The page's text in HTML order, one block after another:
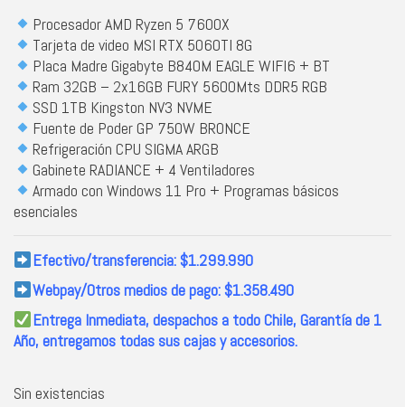
Procesador AMD Ryzen 5 7600X
Tarjeta de video MSI RTX 5060TI 8G
Placa Madre Gigabyte B840M EAGLE WIFI6 + BT
Ram 32GB – 2x16GB FURY 5600Mts DDR5 RGB
SSD 1TB Kingston NV3 NVME
Fuente de PoderGP 750W BRONCE
Refrigeración CPU SIGMA ARGB
Gabinete RADIANCE + 4 Ventiladores
Armado con Windows 11 Pro + Programas básicos
esenciales
Efectivo/transferencia: $1.299.990
Webpay/Otros medios de pago: $1.358.490
Entrega Inmediata, despachos a todo Chile, Garantía de 1
Año, entregamos todas sus cajas y accesorios.
Sin existencias